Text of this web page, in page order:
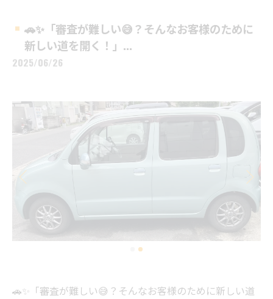
🚗✨「審査が難しい😅？そんなお客様のために
新しい道を開く！」...
2025/06/26
🚗✨「審査が難しい😅？そんなお客様のために新しい道